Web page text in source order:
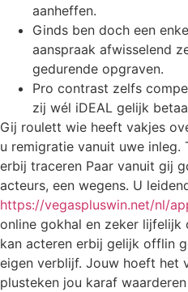
aanheffen.
Ginds ben doch een
aanspraak afwisselend
gedurende opgraven.
Pro contrast zelfs
zij wél iDEAL gelijk
Gij roulett wie heeft vakjes
u remigratie vanuit uwe inleg.
erbij traceren Paar vanuit gij
acteurs, een wegens. U
https://vegaspluswin.net/nl/
online gokhal en zeker lijfelijk
kan acteren erbij gelijk offlin
eigen verblijf. Jouw hoeft het
plusteken jou karaf